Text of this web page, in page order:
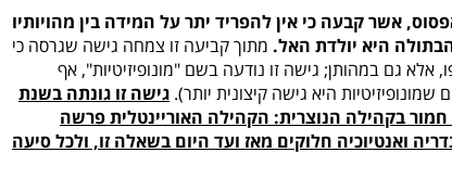
אפסוס, אשר קבעה כי אין להפריד יתר על המידה בין מהויותיו
היא יולדת האל. מתוך קביעה זו צמחה גישה שגרסה כי
אלא גם במהותן; גישה זו נודעה בשם "מונופיזיטיות", אף
היא גישה קיצונית יותר). גישה זו גונתה בשנת
חמור בקהילה הנוצרית: הקהילה האוריינטלית פרשה
ואנטיוכיה חלוקים מאז ועד היום בשאלה זו, ולכל סיעה